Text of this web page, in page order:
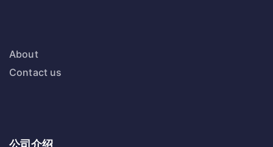
About
Contact us
公司介绍